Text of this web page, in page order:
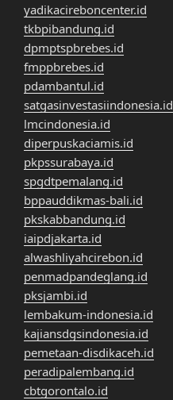
yadikacireboncenter.id
tkbpibandung.id
dpmptspbrebes.id
fmppbrebes.id
pdambantul.id
satgasinvestasiindonesia.id
lmcindonesia.id
diperpuskaciamis.id
pkpssurabaya.id
spgdtpemalang.id
bppauddikmas-bali.id
pkskabbandung.id
iaipdjakarta.id
alwashliyahcirebon.id
penmadpandeglang.id
pksjambi.id
lembakum-indonesia.id
kajiansdgsindonesia.id
pemetaan-disdikaceh.id
peradipalembang.id
cbtgorontalo.id